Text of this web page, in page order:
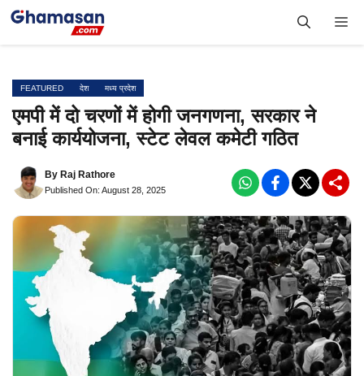
Skip
FEATURED देश मध्य प्रदेश
एमपी में दो चरणों में होगी जनगणना, सरकार ने
बनाई कार्ययोजना, स्टेट लेवल कमेटी गठित
By Raj Rathore
Published On: August 28, 2025